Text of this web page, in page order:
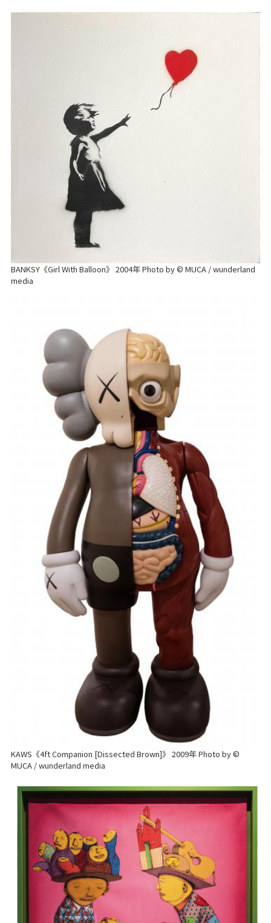
BANKSY《Girl With Balloon》 2004年 Photo by © MUCA / wunderland
media
KAWS《4ft Companion [Dissected Brown]》 2009年 Photo by ©
MUCA / wunderland media